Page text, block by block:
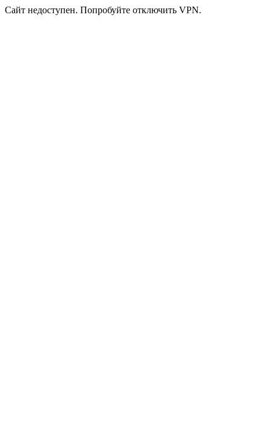
Сайт недоступен. Попробуйте отключить VPN.